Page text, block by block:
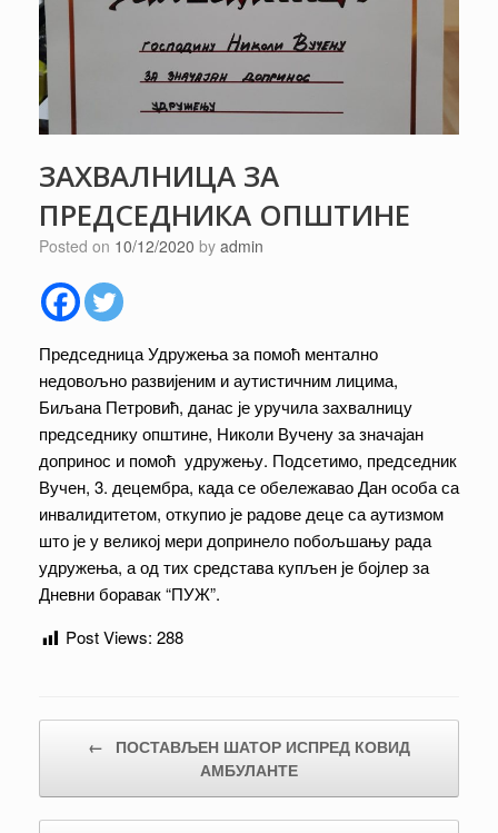
ЗАХВАЛНИЦА ЗА
ПРЕДСЕДНИКА ОПШТИНЕ
Posted on 10/12/2020 by admin
Председница Удружења за помоћ ментално
недовољно развијеним и аутистичним лицима,
Биљана Петровић, данас је уручила захвалницу
председнику општине, Николи Вучену за значајан
допринос и помоћ удружењу. Подсетимо, председник
Вучен, 3. децембра, када се обележавао Дан особа са
инвалидитетом, откупио је радове деце са аутизмом
што је у великој мери допринело побољшању рада
удружења, а од тих средстава купљен је бојлер за
Дневни боравак “ПУЖ”.
Post Views: 288
←
ПОСТАВЉЕН ШАТОР ИСПРЕД КОВИД
АМБУЛАНТЕ